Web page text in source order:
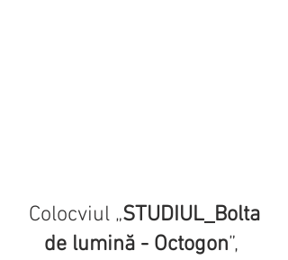
Colocviul „STUDIUL_Bolta
de lumină - Octogon”,